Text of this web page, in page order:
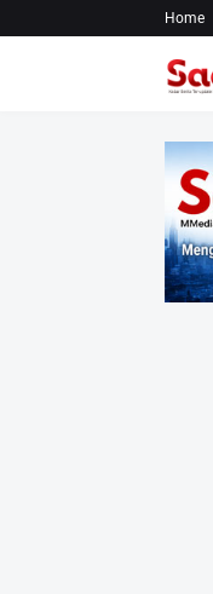
Home